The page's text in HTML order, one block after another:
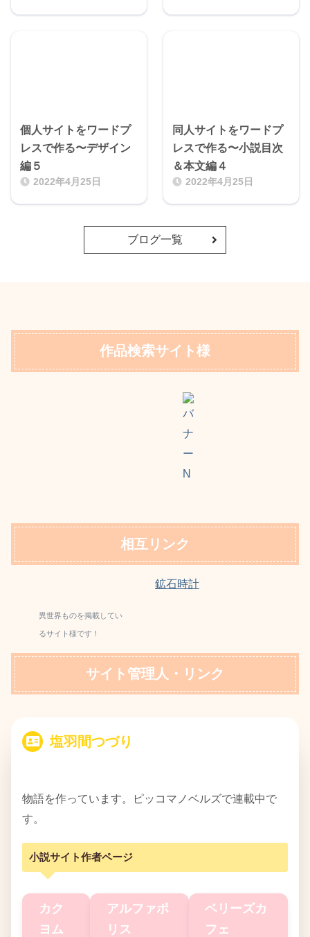
個人サイトをワードプ
レスで作る〜デザイン
編５
2022年4月25日
同人サイトをワードプ
レスで作る〜小説目次
＆本文編４
2022年4月25日
ブログ一覧
作品検索サイト様
相互リンク
異世界ものを掲載してい
るサイト様です！
鉱石時計
サイト管理人・リンク
塩羽間つづり
物語を作っています。ピッコマノベルズで連載中で
す。
小説サイト作者ページ
カク
ヨム
アルファポ
リス
ベリーズカ
フェ